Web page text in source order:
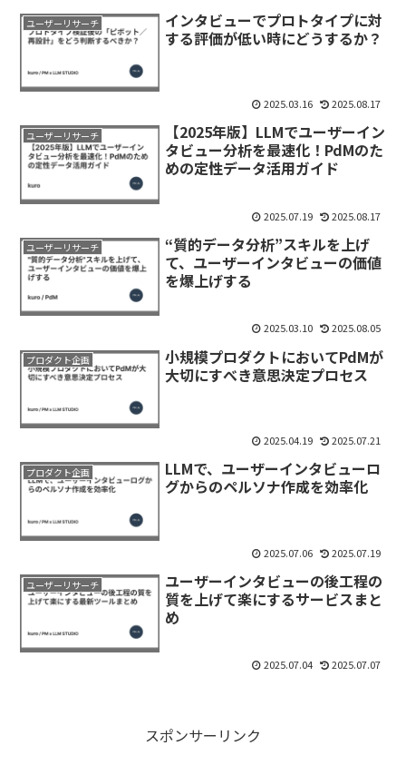
ユーザーリサーチ
インタビューでプロトタイプに対
する評価が低い時にどうするか？
2025.03.16 2025.08.17
ユーザーリサーチ
【2025年版】LLMでユーザーイン
タビュー分析を最速化！PdMのた
めの定性データ活用ガイド
2025.07.19 2025.08.17
ユーザーリサーチ
“質的データ分析”スキルを上げ
て、ユーザーインタビューの価値
を爆上げする
2025.03.10 2025.08.05
プロダクト企画
小規模プロダクトにおいてPdMが
大切にすべき意思決定プロセス
2025.04.19 2025.07.21
プロダクト企画
LLMで、ユーザーインタビューロ
グからのペルソナ作成を効率化
2025.07.06 2025.07.19
ユーザーリサーチ
ユーザーインタビューの後工程の
質を上げて楽にするサービスまと
め
2025.07.04 2025.07.07
スポンサーリンク